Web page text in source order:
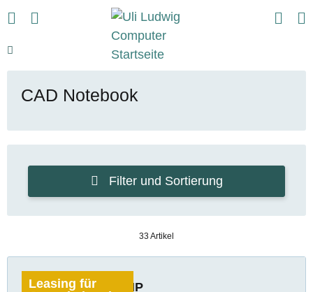
CAD Notebook
Filter und Sortierung
33 Artikel
Leasing für
HP